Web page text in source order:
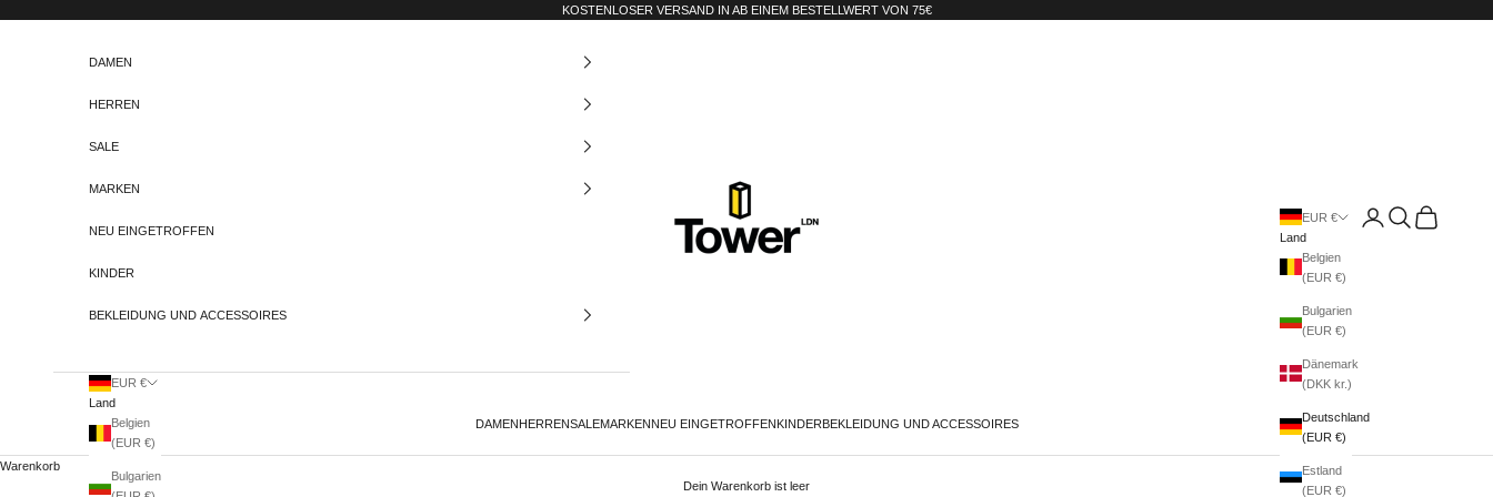
KOSTENLOSER VERSAND IN AB EINEM BESTELLWERT VON 75€
Tower-London.De
DAMEN HERRENSALEMARKEN NEU EINGETROFFEN KINDER BEKLEIDUNG UND ACCESSOIRES
EUR €
Land
Belgien
(EUR €)
Bulgarien
(EUR €)
Dänemark
(DKK kr.)
Deutschland
(EUR €)
Estland
(EUR €)
AnmeldenSuchenWarenkorb
DAMEN
HERREN
SALE
MARKEN
NEU EINGETROFFEN
KINDER
BEKLEIDUNG UND ACCESSOIRES
EUR €
Land
Belgien
(EUR €)
Bulgarien
Warenkorb
Dein Warenkorb ist leer